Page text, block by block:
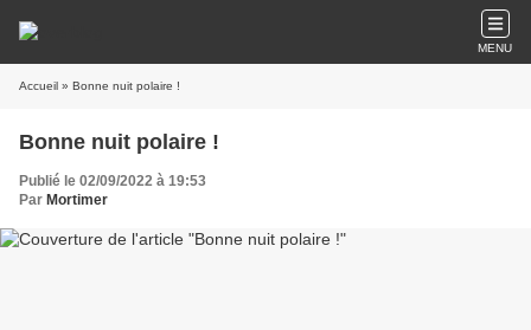
MENU
Accueil » Bonne nuit polaire !
Bonne nuit polaire !
Publié le 02/09/2022 à 19:53
Par Mortimer